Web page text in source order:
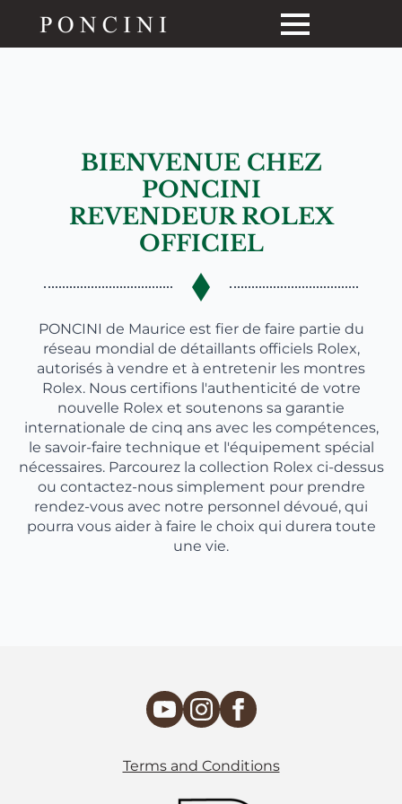
BIENVENUE CHEZ
PONCINI
REVENDEUR ROLEX
OFFICIEL
PONCINI de Maurice est fier de faire partie du
réseau mondial de détaillants officiels Rolex,
autorisés à vendre et à entretenir les montres
Rolex. Nous certifions l'authenticité de votre
nouvelle Rolex et soutenons sa garantie
internationale de cinq ans avec les compétences,
le savoir-faire technique et l'équipement spécial
nécessaires. Parcourez la collection Rolex ci-dessus
ou contactez-nous simplement pour prendre
rendez-vous avec notre personnel dévoué, qui
pourra vous aider à faire le choix qui durera toute
une vie.
Terms and Conditions